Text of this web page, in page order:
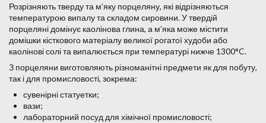
Розрізняють тверду та м’яку порцеляну, які відрізняються
температурою випалу та складом сировини. У твердій
порцеляні домінує каолінова глина, а м’яка може містити
домішки кісткового матеріалу великої рогатої худоби або
каолінові солі та випалюється при температурі нижче 1300°C.
З порцеляни виготовляють різноманітні предмети як для побуту,
так і для промисловості, зокрема:
сувенірні статуетки;
вази;
лабораторний посуд для хімічної промисловості;